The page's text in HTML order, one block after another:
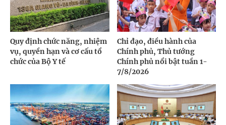
Quy định chức năng, nhiệm
vụ, quyền hạn và cơ cấu tổ
chức của Bộ Y tế
Chỉ đạo, điều hành của
Chính phủ, Thủ tướng
Chính phủ nổi bật tuần 1-
7/8/2026